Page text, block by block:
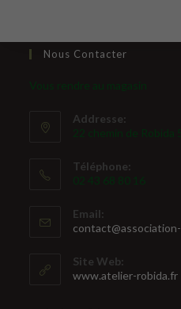
Nous Contacter
Vous rendre au magasin
Addresse:
22 chemin de
Téléphone:
02 43 68 80 16
Email:
Site Web:
www.atelier-robida.fr